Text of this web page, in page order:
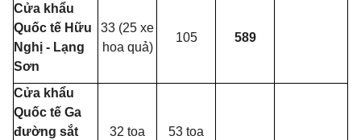
Cửa khẩu
Quốc tế Hữu
Nghị - Lạng
Sơn
33 (25 xe
hoa quả)
105 589
Cửa khẩu
Quốc tế Ga
đường sắt
32 toa 53 toa